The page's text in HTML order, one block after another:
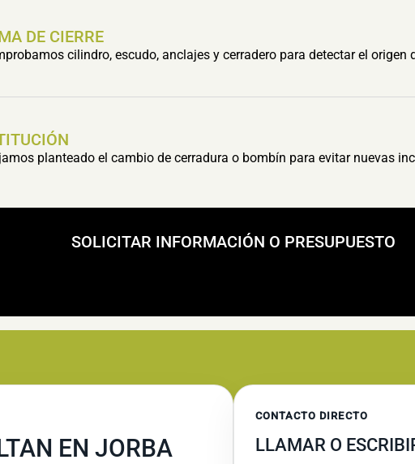
DE CIERRE
cilindro, escudo, anclajes y cerradero para detectar el origen
planteado el cambio de cerradura o bombín para evitar nuevas
SOLICITAR INFORMACIÓN O PRESUPUESTO
EN JORBA
CONTACTO DIRECTO
LLAMAR O